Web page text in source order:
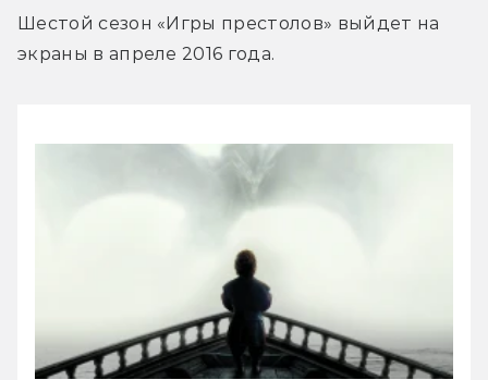
Шестой сезон «Игры престолов» выйдет на
экраны в апреле 2016 года.